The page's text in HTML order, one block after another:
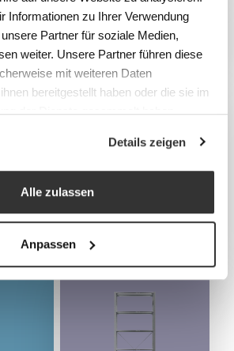
Informationen zu Ihrer Verwendung
Partner für soziale Medien,
weiter. Unsere Partner führen diese
mit weiteren Daten
bereitgestellt haben oder die sie im
der Dienste gesammelt haben.
Details zeigen
Alle zulassen
Anpassen